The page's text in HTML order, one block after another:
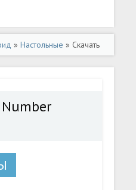
»Настольные » Скачать
(Много монет) на